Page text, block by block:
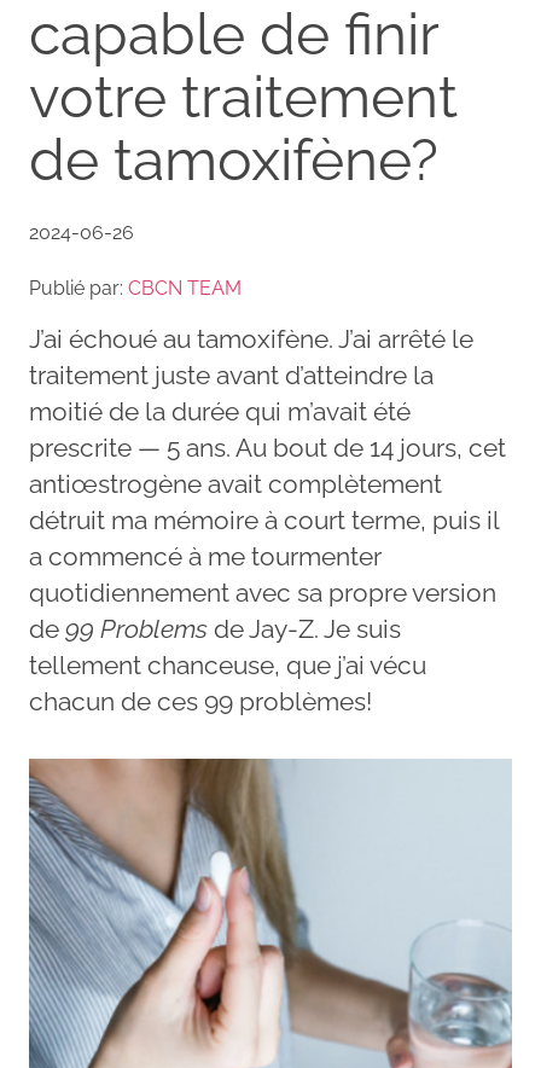
capable de finir
votre traitement
de tamoxifène?
2024-06-26
Publié par: CBCN TEAM
J’ai échoué au tamoxifène. J’ai arrêté le
traitement juste avant d’atteindre la
moitié de la durée qui m’avait été
prescrite — 5 ans. Au bout de 14 jours, cet
antiœstrogène avait complètement
détruit ma mémoire à court terme, puis il
a commencé à me tourmenter
quotidiennement avec sa propre version
de 99 Problems de Jay-Z. Je suis
tellement chanceuse, que j’ai vécu
chacun de ces 99 problèmes!